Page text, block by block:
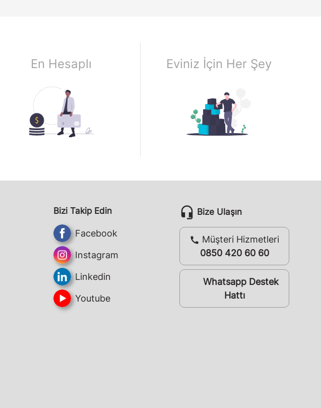
En Hesaplı Eviniz İçin Her Şey
Bizi Takip Edin
Facebook
Instagram
Linkedin
Youtube
headset_mic Bize Ulaşın
call Müşteri Hizmetleri
0850 420 60 60
whatsappWhatsapp Destek
Hattı